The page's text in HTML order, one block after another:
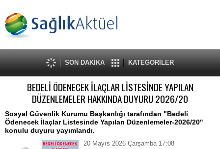
SON DAKİKA KATEGORİLER
BEDELİ ÖDENECEK İLAÇLAR LİSTESİNDE YAPILAN
DÜZENLEMELER HAKKINDA DUYURU 2026/20
Sosyal Güvenlik Kurumu Başkanlığı tarafından "Bedeli
Ödenecek İlaçlar Listesinde Yapılan Düzenlemeler-2026/20''
konulu duyuru yayımlandı.
20 Mayıs 2026 Çarşamba 17:08